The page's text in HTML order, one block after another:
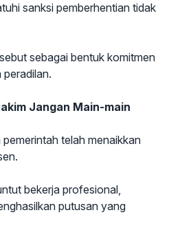
sanksi pemberhentian tidak
sebagai bentuk komitmen
Jangan Main-main
telah menaikkan
bekerja profesional,
putusan yang